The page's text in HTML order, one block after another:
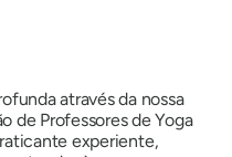
através da nossa
de Professores de Yoga
experiente,